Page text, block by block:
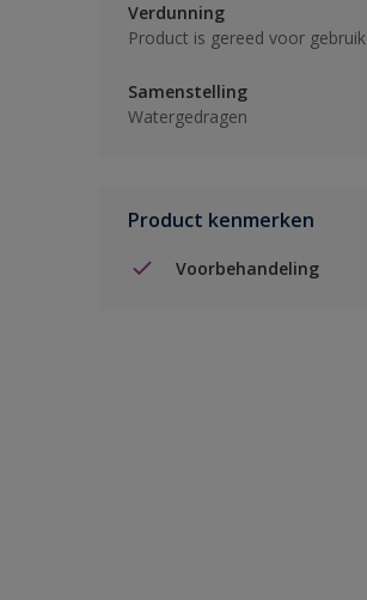
Verdunning
Product is gereed voor gebruik
Samenstelling
Watergedragen
Product kenmerken
Voorbehandeling